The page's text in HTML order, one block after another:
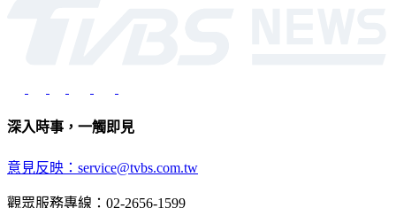
深入時事，一觸即見
意見反映：service@tvbs.com.tw
觀眾服務專線：02-2656-1599